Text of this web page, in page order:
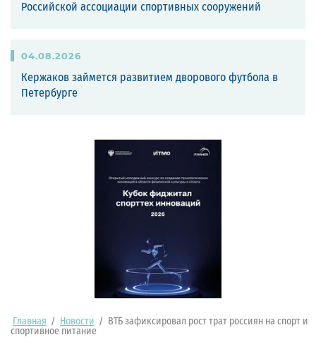
Российской ассоциации спортивных сооружений
04.08.2026
Кержаков займется развитием дворового футбола в
Петербурге
Главная / Новости /
ВТБ зафиксировал рост трат россиян на спорт и
спортивное питание